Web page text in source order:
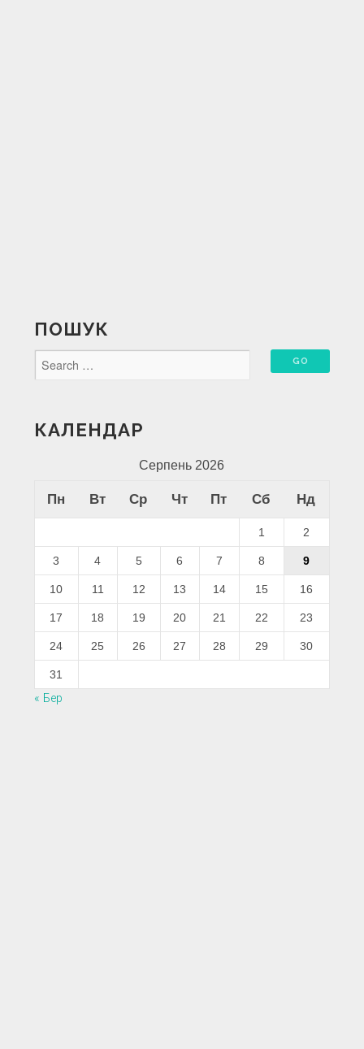
ПОШУК
КАЛЕНДАР
Серпень 2026
Пн Вт Ср Чт Пт Сб Нд
1 2
3 4 5 6 7 8 9
10 11 12 13 14 15 16
17 18 19 20 21 22 23
24 25 26 27 28 29 30
31
« Бер